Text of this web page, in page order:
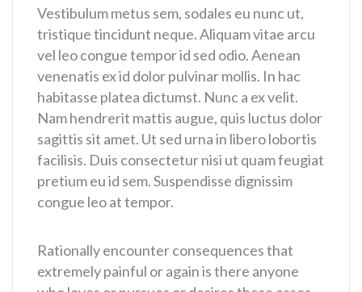
Vestibulum metus sem, sodales eu nunc ut,
tristique tincidunt neque. Aliquam vitae arcu
vel leo congue tempor id sed odio. Aenean
venenatis ex id dolor pulvinar mollis. In hac
habitasse platea dictumst. Nunc a ex velit.
Nam hendrerit mattis augue, quis luctus dolor
sagittis sit amet. Ut sed urna in libero lobortis
facilisis. Duis consectetur nisi ut quam feugiat
pretium eu id sem. Suspendisse dignissim
congue leo at tempor.
Rationally encounter consequences that
extremely painful or again is there anyone